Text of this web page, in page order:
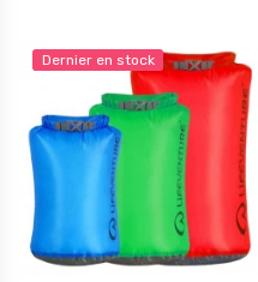
Dernier en stock